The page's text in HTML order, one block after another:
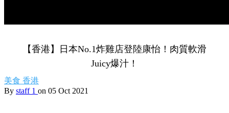
【香港】日本No.1炸雞店登陸康怡！肉質軟滑
Juicy爆汁！
美食 香港
By staff 1 on 05 Oct 2021